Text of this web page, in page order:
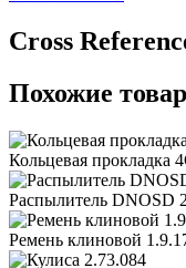
Сross
Похожие
Кольцевая прокладка
Распылитель DNOSD
Ремень клиновой